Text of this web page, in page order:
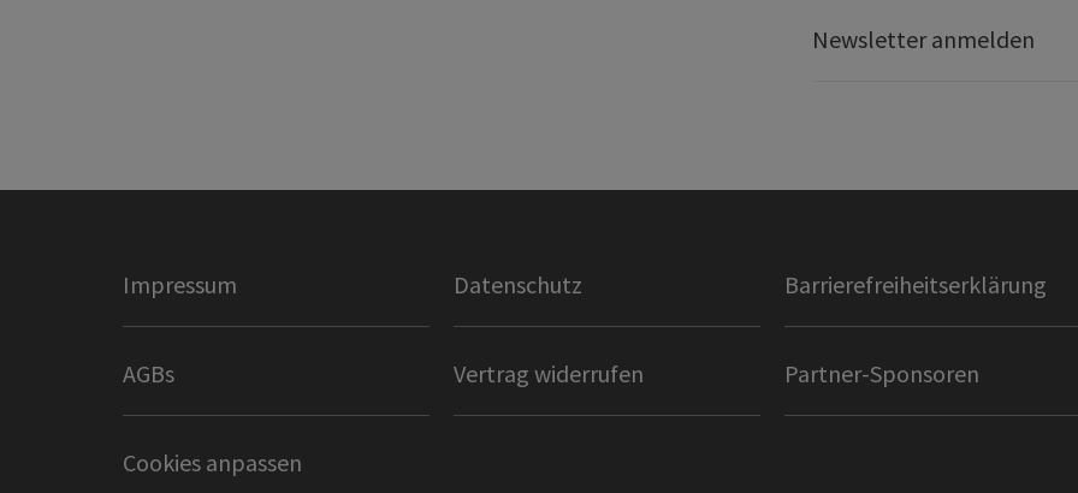
Newsletter anmelden
Impressum Datenschutz Barrierefreiheitserklärung
AGBs Vertrag widerrufen Partner-Sponsoren
Cookies anpassen